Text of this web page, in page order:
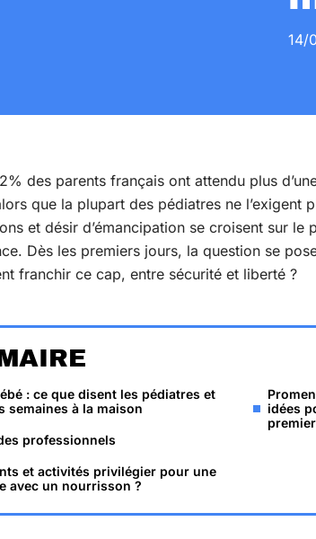
14/
des parents français ont attendu plus
que la plupart des pédiatres ne l’exigent
et désir d’émancipation se croisent sur le
Dès les premiers jours, la question se
franchir ce cap, entre sécurité et liberté ?
: ce que disent les pédiatres et
semaines à la maison
professionnels
et activités privilégier pour une
avec un nourrisson ?
idées